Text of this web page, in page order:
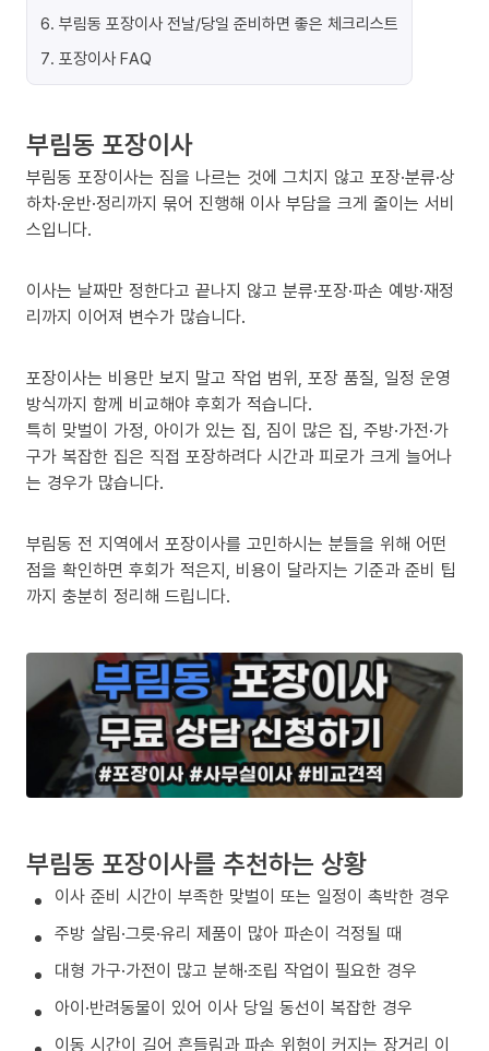
6. 부림동 포장이사 전날/당일 준비하면 좋은 체크리스트
7. 포장이사 FAQ
부림동 포장이사
부림동 포장이사는 짐을 나르는 것에 그치지 않고 포장·분류·상
하차·운반·정리까지 묶어 진행해 이사 부담을 크게 줄이는 서비
스입니다.
이사는 날짜만 정한다고 끝나지 않고 분류·포장·파손 예방·재정
리까지 이어져 변수가 많습니다.
포장이사는 비용만 보지 말고 작업 범위, 포장 품질, 일정 운영
방식까지 함께 비교해야 후회가 적습니다.
특히 맞벌이 가정, 아이가 있는 집, 짐이 많은 집, 주방·가전·가
구가 복잡한 집은 직접 포장하려다 시간과 피로가 크게 늘어나
는 경우가 많습니다.
부림동 전 지역에서 포장이사를 고민하시는 분들을 위해 어떤
점을 확인하면 후회가 적은지, 비용이 달라지는 기준과 준비 팁
까지 충분히 정리해 드립니다.
부림동 포장이사를 추천하는 상황
이사 준비 시간이 부족한 맞벌이 또는 일정이 촉박한 경우
주방 살림·그릇·유리 제품이 많아 파손이 걱정될 때
대형 가구·가전이 많고 분해·조립 작업이 필요한 경우
아이·반려동물이 있어 이사 당일 동선이 복잡한 경우
이동 시간이 길어 흔들림과 파손 위험이 커지는 장거리 이